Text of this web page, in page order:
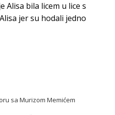
Alisa bila licem u lice s
jer su hodali jedno
sa Murizom Memićem